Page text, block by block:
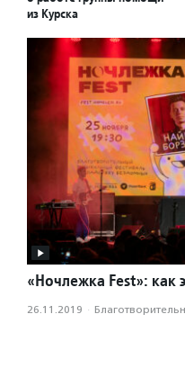
из Курска
«Ночлежка Fest»: как
26.11.2019 ·